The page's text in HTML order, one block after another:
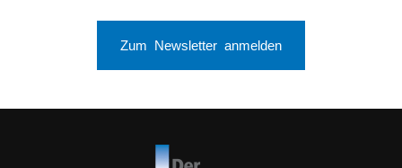
Zum Newsletter anmelden